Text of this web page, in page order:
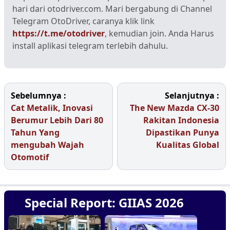
hari dari otodriver.com. Mari bergabung di Channel
Telegram OtoDriver, caranya klik link
https://t.me/otodriver, kemudian join. Anda Harus
install aplikasi telegram terlebih dahulu.
Sebelumnya :
Cat Metalik, Inovasi
Berumur Lebih Dari 80
Tahun Yang
mengubah Wajah
Otomotif
Selanjutnya :
The New Mazda CX-30
Rakitan Indonesia
Dipastikan Punya
Kualitas Global
Special Report: GIIAS 2026